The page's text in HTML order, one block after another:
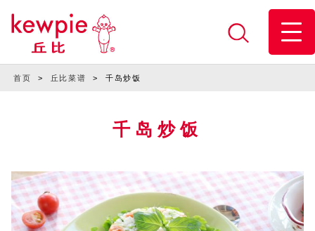
首页 > 丘比菜谱 > 千岛炒饭
千岛炒饭